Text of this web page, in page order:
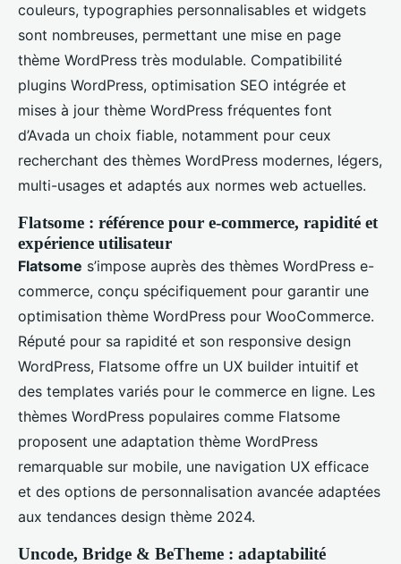
couleurs, typographies personnalisables et widgets
sont nombreuses, permettant une mise en page
thème WordPress très modulable. Compatibilité
plugins WordPress, optimisation SEO intégrée et
mises à jour thème WordPress fréquentes font
d’Avada un choix fiable, notamment pour ceux
recherchant des thèmes WordPress modernes, légers,
multi-usages et adaptés aux normes web actuelles.
Flatsome : référence pour e-commerce, rapidité et
expérience utilisateur
Flatsome s’impose auprès des thèmes WordPress e-
commerce, conçu spécifiquement pour garantir une
optimisation thème WordPress pour WooCommerce.
Réputé pour sa rapidité et son responsive design
WordPress, Flatsome offre un UX builder intuitif et
des templates variés pour le commerce en ligne. Les
thèmes WordPress populaires comme Flatsome
proposent une adaptation thème WordPress
remarquable sur mobile, une navigation UX efficace
et des options de personnalisation avancée adaptées
aux tendances design thème 2024.
Uncode, Bridge & BeTheme : adaptabilité